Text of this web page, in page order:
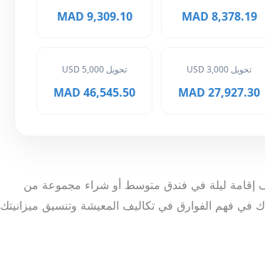
8,378.19 MAD
9,309.10 MAD
تحويل 3,000 USD
27,927.30 MAD
تحويل 5,000 USD
46,545.50 MAD
تكاليف إقامة ليلة في فندق متوسط أو شراء مجموعة من
في فهم الفوارق في تكاليف المعيشة وتنسيق ميزانيتك